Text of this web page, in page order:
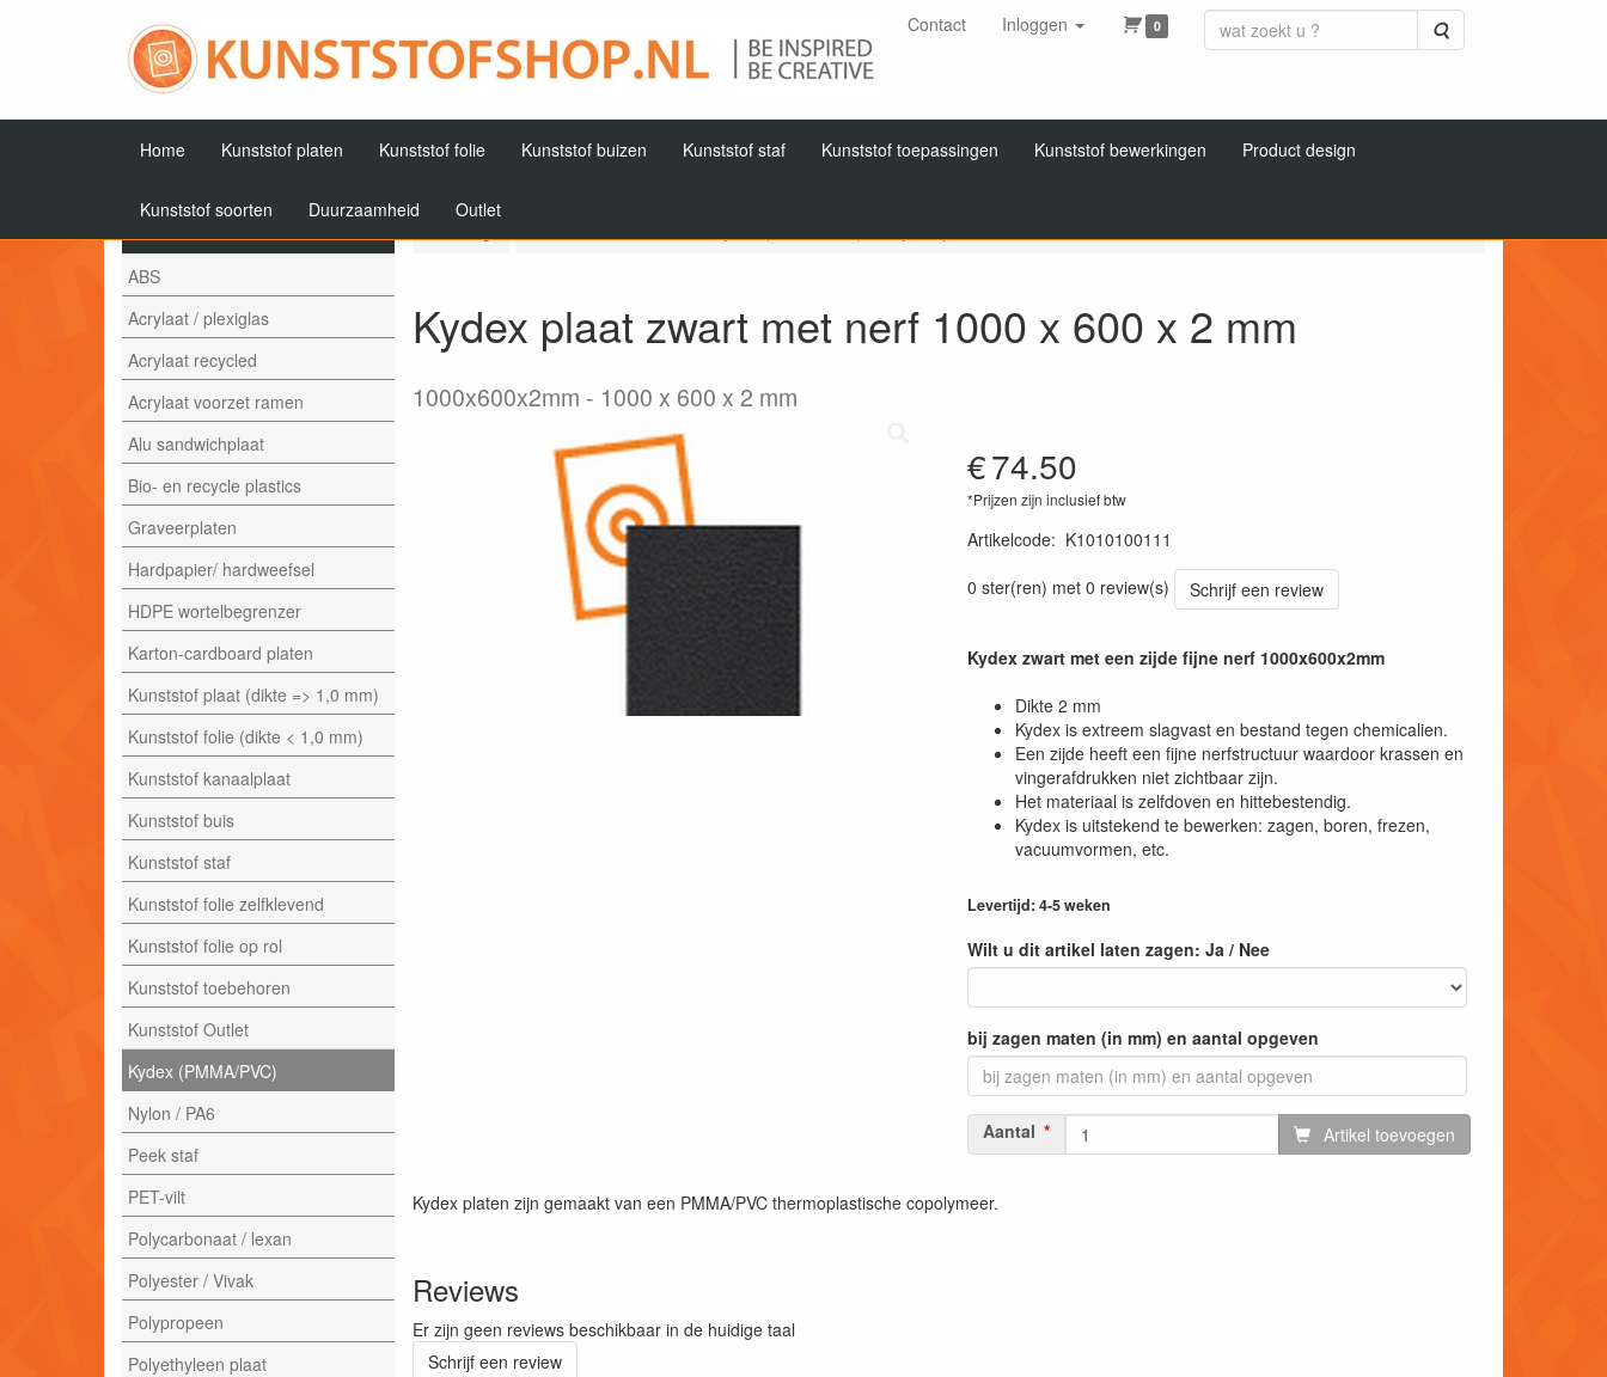
Contact Inloggen 0 Zoeken
Home Kunststof platen Kunststof folie Kunststof buizen Kunststof staf Kunststof toepassingen Kunststof bewerkingen Product design
Kunststof soorten Duurzaamheid Outlet
ABS
Acrylaat / plexiglas
Acrylaat recycled
Acrylaat voorzet ramen
Alu sandwichplaat
Bio- en recycle plastics
Graveerplaten
Hardpapier/ hardweefsel
HDPE wortelbegrenzer
Karton-cardboard platen
Kunststof plaat (dikte => 1,0 mm)
Kunststof folie (dikte < 1,0 mm)
Kunststof kanaalplaat
Kunststof buis
Kunststof staf
Kunststof folie zelfklevend
Kunststof folie op rol
Kunststof toebehoren
Kunststof Outlet
Kydex (PMMA/PVC)
Nylon / PA6
Peek staf
PET-vilt
Polycarbonaat / lexan
Polyester / Vivak
Polypropeen
Polyethyleen plaat
Kydex plaat zwart met nerf 1000 x 600 x 2 mm
1000x600x2mm 1000 x 600 x 2 mm
€74.50
*Prijzen zijn inclusief btw
Artikelcode: K1010100111
0 ster(ren) met 0 review(s)
Schrijf een review
Kydex zwart met een zijde fijne nerf 1000x600x2mm
Dikte 2 mm
Kydex is extreem slagvast en bestand tegen chemicalien.
Een zijde heeft een fijne nerfstructuur waardoor krassen en
vingerafdrukken niet zichtbaar zijn.
Het materiaal is zelfdoven en hittebestendig.
Kydex is uitstekend te bewerken: zagen, boren, frezen,
vacuumvormen, etc.
Levertijd: 4-5 weken
Wilt u dit artikel laten zagen: Ja / Nee
bij zagen maten (in mm) en aantal opgeven
Aantal Artikel toevoegen
Kydex platen zijn gemaakt van een PMMA/PVC thermoplastische copolymeer.
Reviews
Er zijn geen reviews beschikbaar in de huidige taal
Schrijf een review